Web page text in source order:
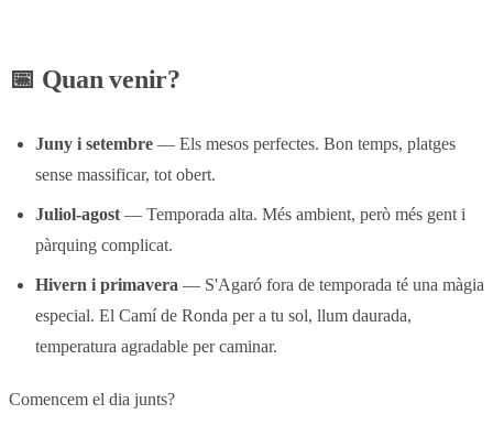
📅 Quan venir?
Juny i setembre — Els mesos perfectes. Bon temps, platges
sense massificar, tot obert.
Juliol-agost — Temporada alta. Més ambient, però més gent i
pàrquing complicat.
Hivern i primavera — S'Agaró fora de temporada té una màgia
especial. El Camí de Ronda per a tu sol, llum daurada,
temperatura agradable per caminar.
Comencem el dia junts?